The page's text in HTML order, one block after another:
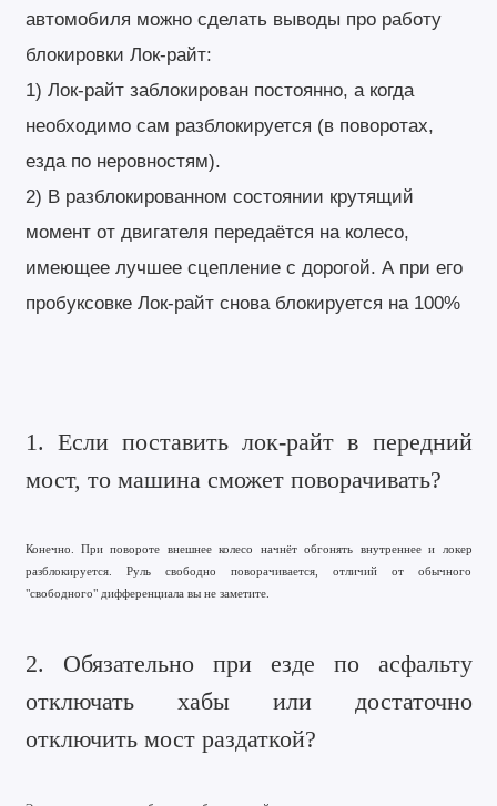
автомобиля можно сделать выводы про работу
блокировки Лок-райт:
1) Лок-райт заблокирован постоянно, а когда
необходимо сам разблокируется (в поворотах,
езда по неровностям).
2) В разблокированном состоянии крутящий
момент от двигателя передаётся на колесо,
имеющее лучшее сцепление с дорогой. А при его
пробуксовке Лок-райт снова блокируется на 100%
1. Если поставить лок-райт в передний
мост, то машина сможет поворачивать?
Конечно. При повороте внешнее колесо начнёт обгонять внутреннее и локер
разблокируется. Руль свободно поворачивается, отличий от обычного
"свободного" дифференциала вы не заметите.
2. Обязательно при езде по асфальту
отключать хабы или достаточно
отключить мост раздаткой?